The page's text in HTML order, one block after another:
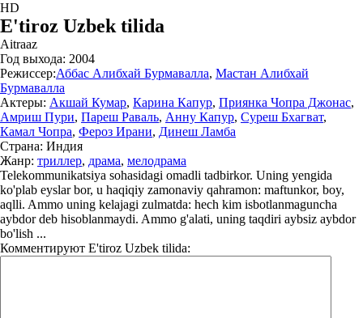
HD
E'tiroz Uzbek tilida
Aitraaz
Год выхода: 2004
Режиссер:Аббас Алибхай Бурмавалла, Мастан Алибхай
Бурмавалла
Актеры: Акшай Кумар, Карина Капур, Приянка Чопра Джонас,
Амриш Пури, Пареш Раваль, Анну Капур, Суреш Бхагват,
Камал Чопра, Фероз Ирани, Динеш Ламба
Страна: Индия
Жанр: триллер, драма, мелодрама
Telekommunikatsiya sohasidagi omadli tadbirkor. Uning yengida
ko'plab eyslar bor, u haqiqiy zamonaviy qahramon: maftunkor, boy,
aqlli. Ammo uning kelajagi zulmatda: hech kim isbotlanmaguncha
aybdor deb hisoblanmaydi. Ammo g'alati, uning taqdiri aybsiz aybdor
bo'lish ...
Комментируют E'tiroz Uzbek tilida: